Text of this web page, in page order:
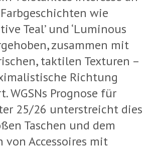
wie
Teal’ und ‘Luminous
zusammen mit
taktilen Texturen –
Richtung
WGSNs Prognose für
25/26 unterstreicht dies
Taschen und dem
von Accessoires mit